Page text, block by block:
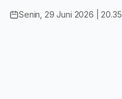
Senin, 29 Juni 2026 | 20.35